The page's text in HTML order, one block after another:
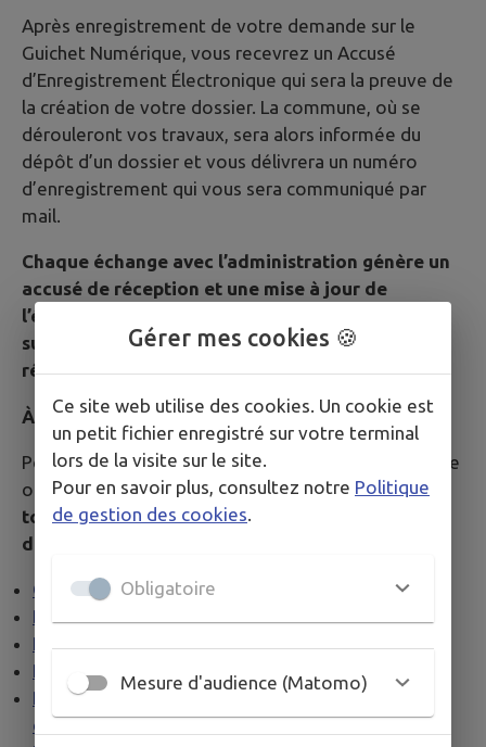
Après enregistrement de votre demande sur le
Guichet Numérique, vous recevrez un Accusé
d’Enregistrement Électronique qui sera la preuve de
la création de votre dossier. La commune, où se
dérouleront vos travaux, sera alors informée du
dépôt d’un dossier et vous délivrera un numéro
d’enregistrement qui vous sera communiqué par
mail.
Chaque échange avec l’administration génère un
accusé de réception et une mise à jour de
l’évolution de votre dossier, vous pourrez ainsi
suivre l’instruction de votre demande en temps
réel.
À noter
Pour les personnes qui n’ont pas accès au numérique
ou qui ne sont pas à l’aise avec l’outil,il sera
toujours possible de déposer en format papier le
dossier en Mairie
Certificat d’urbanisme
Déclaration préalable de travaux
Permis de construire
Permis d’aménager
Permis modificatif (permis de construire ou
d’aménager)
Gérer mes cookies 🍪
Ce site web utilise des cookies. Un cookie est
un petit fichier enregistré sur votre terminal
lors de la visite sur le site.
Pour en savoir plus, consultez notre Politique
de gestion des cookies
Obligatoire
Mesure d'audience (Matomo)